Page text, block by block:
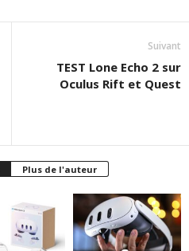
Suivant
TEST Lone Echo 2 sur
Oculus Rift et Quest
Plus de l'auteur